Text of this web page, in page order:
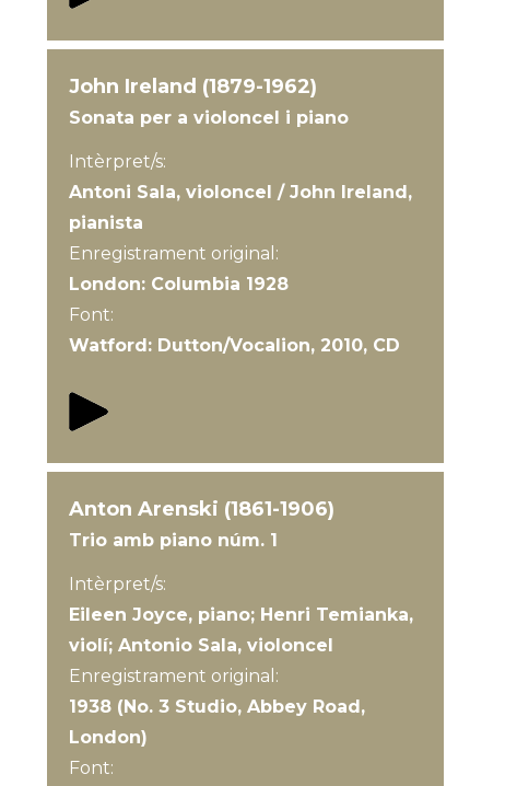
John Ireland (1879-1962)
Sonata per a violoncel i piano
Intèrpret/s:
Antoni Sala, violoncel / John Ireland,
pianista
Enregistrament original:
London: Columbia 1928
Font:
Watford: Dutton/Vocalion, 2010, CD
Anton Arenski (1861-1906)
Trio amb piano núm. 1
Intèrpret/s:
Eileen Joyce, piano; Henri Temianka,
violí; Antonio Sala, violoncel
Enregistrament original:
1938 (No. 3 Studio, Abbey Road,
London)
Font: